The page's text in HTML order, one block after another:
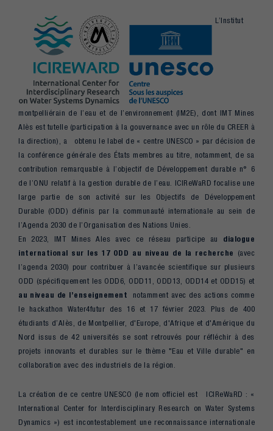
L’Institut
montpelliérain de l’eau et de l’environnement (IM2E), dont IMT Mines
Alès est tutelle (participation à la gouvernance avec un rôle du CREER à
la direction), a obtenu le label de « centre UNESCO » par décision de
la conférence générale des États membres au titre, notamment, de sa
contribution remarquable à l’objectif de Développement durable n° 6
de l’ONU relatif à la gestion durable de l’eau. ICIReWaRD focalise une
large partie de son activité sur les Objectifs de Développement
Durable (ODD) définis par la communauté internationale au sein de
l’Agenda 2030 de l’Organisation des Nations Unies.
En 2023, IMT Mines Ales avec ce réseau participe au dialogue
international sur les 17 ODD au niveau de la recherche (avec
l’agenda 2030) pour contribuer à l’avancée scientifique sur plusieurs
ODD (spécifiquement les ODD6, ODD11, ODD13, ODD14 et ODD15) et
au niveau de l’enseignement
notamment avec des actions comme
le hackathon Water4futur des 16 et 17 février 2023. Plus de 400
étudiants d’Alès, de Montpellier, d'Europe, d'Afrique et d'Amérique du
Nord issus de 42 universités se sont retrouvés pour réfléchir à des
projets innovants et durables sur le thème "Eau et Ville durable" en
collaboration avec des industriels de la région.
La création de ce centre UNESCO (le nom officiel est ICIReWaRD : «
International Center for Interdisciplinary Research on Water Systems
Dynamics ») est incontestablement une reconnaissance internationale